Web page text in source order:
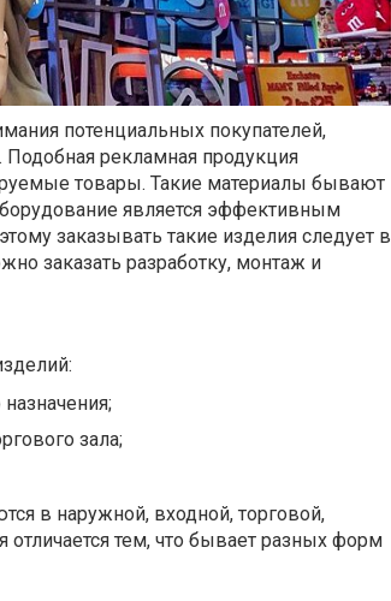
потенциальных покупателей,
рекламная продукция
товары. Такие материалы бывают
является эффективным
заказывать такие изделия следует в
заказать разработку, монтаж и
зала;
в наружной, входной, торговой,
тем, что бывает разных форм